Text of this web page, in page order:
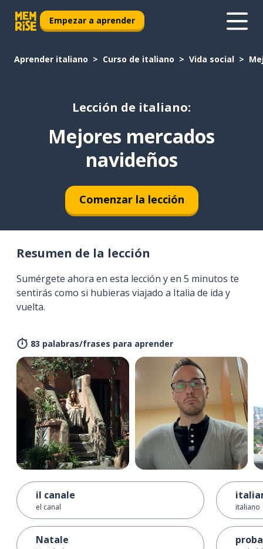
Empezar a aprender
Aprender italiano Curso de italiano Vida social
Lección de italiano:
Mejores mercados
navideños
Comenzar la lección
Resumen de la lección
Sumérgete ahora en esta lección y en 5 minutos te
sentirás como si hubieras viajado a Italia de ida y
vuelta.
83 palabras/frases para aprender
il canale
el canal
Natale
italiano